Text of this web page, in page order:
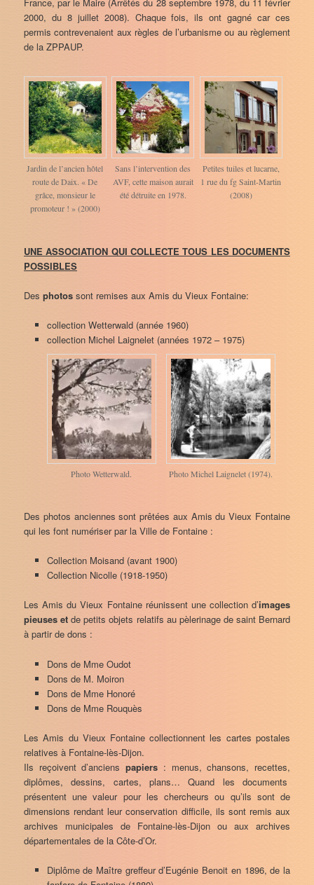
France, par le Maire (Arrêtés du 28 septembre 1978, du 11 février
2000, du 8 juillet 2008). Chaque fois, ils ont gagné car ces
permis contrevenaient aux règles de l’urbanisme ou au règlement
de la ZPPAUP.
Jardin de l’ancien hôtel
route de Daix. « De
grâce, monsieur le
promoteur ! » (2000)
Sans l’intervention des
AVF, cette maison aurait
été détruite en 1978.
Petites tuiles et lucarne,
1 rue du fg Saint-Martin
(2008)
UNE ASSOCIATION QUI COLLECTE TOUS LES DOCUMENTS
POSSIBLES
Desphotos sont remises aux Amis du Vieux Fontaine:
collection Wetterwald (année 1960)
collection Michel Laignelet (années 1972 – 1975)
Photo Wetterwald. Photo Michel Laignelet (1974).
Des photos anciennes sont prêtées aux Amis du Vieux Fontaine
qui les font numériser par la Ville de Fontaine :
Collection Moisand (avant 1900)
Collection Nicolle (1918-1950)
Les Amis du Vieux Fontaine réunissent une collection d’images
pieuses etde petits objets relatifs au pèlerinage de saint Bernard
à partir de dons :
Dons de Mme Oudot
Dons de M. Moiron
Dons de Mme Honoré
Dons de Mme Rouquès
Les Amis du Vieux Fontaine collectionnent les cartes postales
relatives à Fontaine-lès-Dijon.
Ils reçoivent d’ancienspapiers : menus, chansons, recettes,
diplômes, dessins, cartes, plans… Quand les documents
présentent une valeur pour les chercheurs ou qu’ils sont de
dimensions rendant leur conservation difficile, ils sont remis aux
archives municipales de Fontaine-lès-Dijon ou aux archives
départementales de la Côte-d’Or.
Diplôme de Maître greffeur d’Eugénie Benoit en 1896, de la